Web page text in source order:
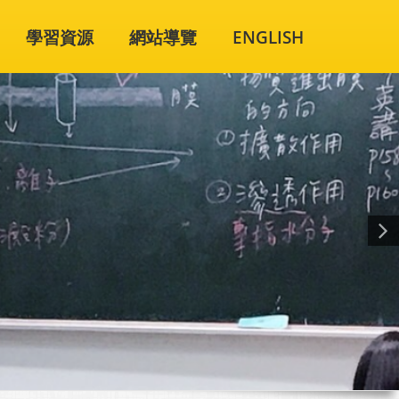
學習資源 網站導覽 ENGLISH